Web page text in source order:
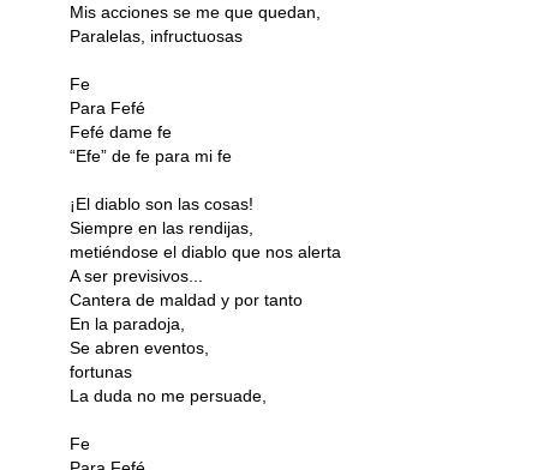
Mis acciones se me que quedan,
Paralelas, infructuosas
Fe
Para Fefé
Fefé dame fe
“Efe” de fe para mi fe
¡El diablo son las cosas!
Siempre en las rendijas,
metiéndose el diablo que nos alerta
A ser previsivos...
Cantera de maldad y por tanto
En la paradoja,
Se abren eventos,
fortunas
La duda no me persuade,
Fe